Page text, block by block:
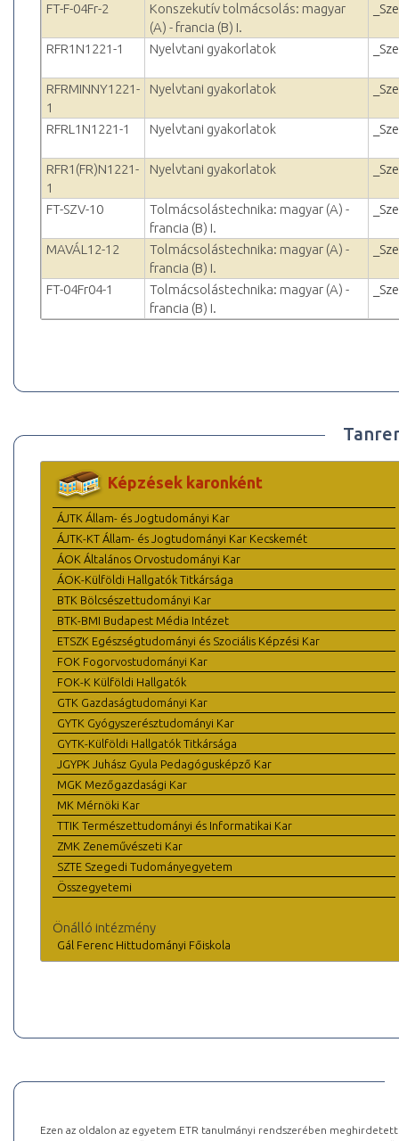
FT-F-04Fr-2
Konszekutív tolmácsolás: magyar
(A) - francia (B) I.
RFR1N1221-1 Nyelvtani gyakorlatok
RFRMINNY1221-
1
Nyelvtani gyakorlatok
RFRL1N1221-1 Nyelvtani gyakorlatok
RFR1(FR)N1221-
1
Nyelvtani gyakorlatok
FT-SZV-10
Tolmácsolástechnika: magyar (A) -
francia (B) I.
MAVÁL12-12
Tolmácsolástechnika: magyar (A) -
francia (B) I.
FT-04Fr04-1
Tolmácsolástechnika: magyar (A) -
francia (B) I.
Képzések karonként
ÁJTK Állam- és Jogtudományi Kar
ÁJTK-KT Állam- és Jogtudományi Kar Kecskemét
ÁOK Általános Orvostudományi Kar
ÁOK-Külföldi Hallgatók Titkársága
BTK Bölcsészettudományi Kar
BTK-BMI Budapest Média Intézet
ETSZK Egészségtudományi és Szociális Képzési Kar
FOK Fogorvostudományi Kar
FOK-K Külföldi Hallgatók
GTK Gazdaságtudományi Kar
GYTK Gyógyszerésztudományi Kar
GYTK-Külföldi Hallgatók Titkársága
JGYPK Juhász Gyula Pedagógusképző Kar
MGK Mezőgazdasági Kar
MK Mérnöki Kar
TTIK Természettudományi és Informatikai Kar
ZMK Zeneművészeti Kar
SZTE Szegedi Tudományegyetem
Összegyetemi
Önálló intézmény
Gál Ferenc Hittudományi Főiskola
Ezen az oldalon az egyetem ETR tanulmányi rendszerében